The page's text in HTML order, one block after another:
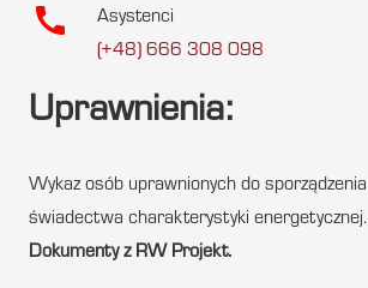
call
Asystenci
(+48) 666 308 098
Uprawnienia:
Wykaz osób uprawnionych do sporządzenia
świadectwa charakterystyki energetycznej.
Dokumenty z RW Projekt.